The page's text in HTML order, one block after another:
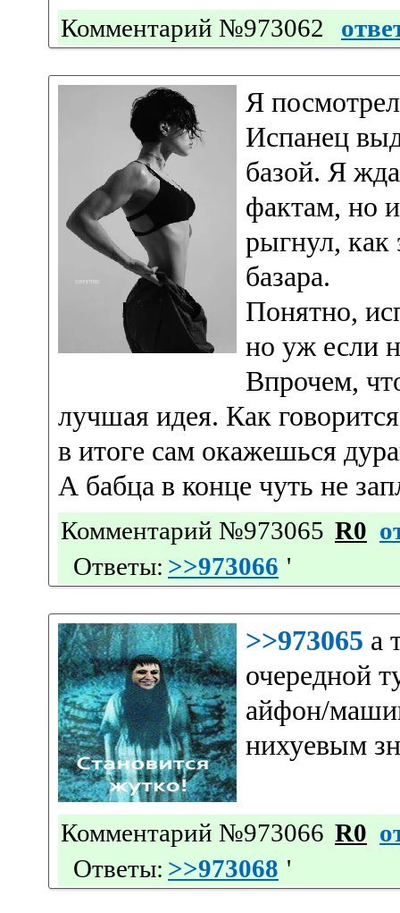
Комментарий №973062
Я
Испанец
базой. Я
фактам, но
рыгнул, как
базара.
Понятно,
но уж если
Впрочем,
лучшая идея. Как
в итоге сам окажешься
А бабца в конце чуть не
Комментарий №973065 R0
Ответы: >>973066 '
>>973065 а
очередной
айфон/
нихуевым
Комментарий №973066 R0
Ответы: >>973068 '